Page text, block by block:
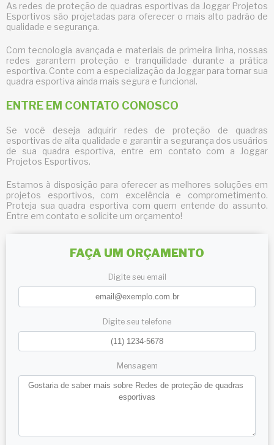
As redes de proteção de quadras esportivas da Joggar Projetos
Esportivos são projetadas para oferecer o mais alto padrão de
qualidade e segurança.
Com tecnologia avançada e materiais de primeira linha, nossas
redes garantem proteção e tranquilidade durante a prática
esportiva. Conte com a especialização da Joggar para tornar sua
quadra esportiva ainda mais segura e funcional.
ENTRE EM CONTATO CONOSCO
Se você deseja adquirir redes de proteção de quadras
esportivas de alta qualidade e garantir a segurança dos usuários
de sua quadra esportiva, entre em contato com a Joggar
Projetos Esportivos.
Estamos à disposição para oferecer as melhores soluções em
projetos esportivos, com excelência e comprometimento.
Proteja sua quadra esportiva com quem entende do assunto.
Entre em contato e solicite um orçamento!
FAÇA UM ORÇAMENTO
Digite seu email
Digite seu telefone
Mensagem